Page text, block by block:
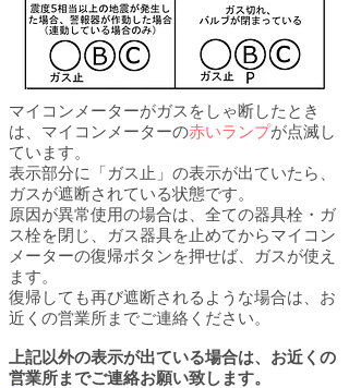
マイコンメーターがガスをしゃ断したとき
は、マイコンメーターの赤いランプが点滅し
ています。
表示部分に「ガス止」の表示が出ていたら、
ガスが遮断されている状態です。
原因が異常使用の場合は、全ての器具栓・ガ
ス栓を閉じ、ガス器具を止めてからマイコン
メーターの復帰ボタンを押せば、ガスが使え
ます。
復帰しても再び遮断されるような場合は、お
近くの営業所までご連絡ください。
上記以外の表示が出ている場合は、お近くの
営業所までご連絡お願い致します。